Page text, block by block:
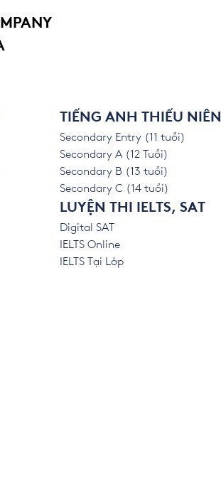
TIẾNG ANH THIẾU NIÊN
Secondary Entry (11 tuổi)
Secondary A (12 Tuổi)
Secondary B (13 tuổi)
Secondary C (14 tuổi)
LUYỆN THI IELTS, SAT
Digital SAT
IELTS Online
IELTS Tại Lớp